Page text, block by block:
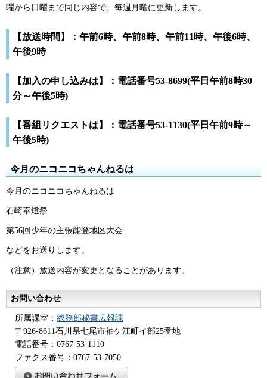
曜から日曜まで同じ内容で、毎週月曜に更新します。
【放送時間】：午前6時、午前8時、午前11時、午後6時、
午後9時
【加入の申し込みは】：電話番号53-8699(平日午前8時30
分～午後5時)
【番組リクエストは】：電話番号53-1130(平日午前9時～
午後5時)
今月のニコニコちゃんねるは
今月のニコニコちゃんねるは
石崎奉燈祭
第56回少年の主張能登地区大会
などをお送りします。
（注意）放送内容が変更となることがあります。
お問い合わせ
所属課室： 総務部秘書広報課
〒926-8611石川県七尾市袖ケ江町イ部25番地
電話番号：0767-53-1110
ファクス番号：0767-53-7050